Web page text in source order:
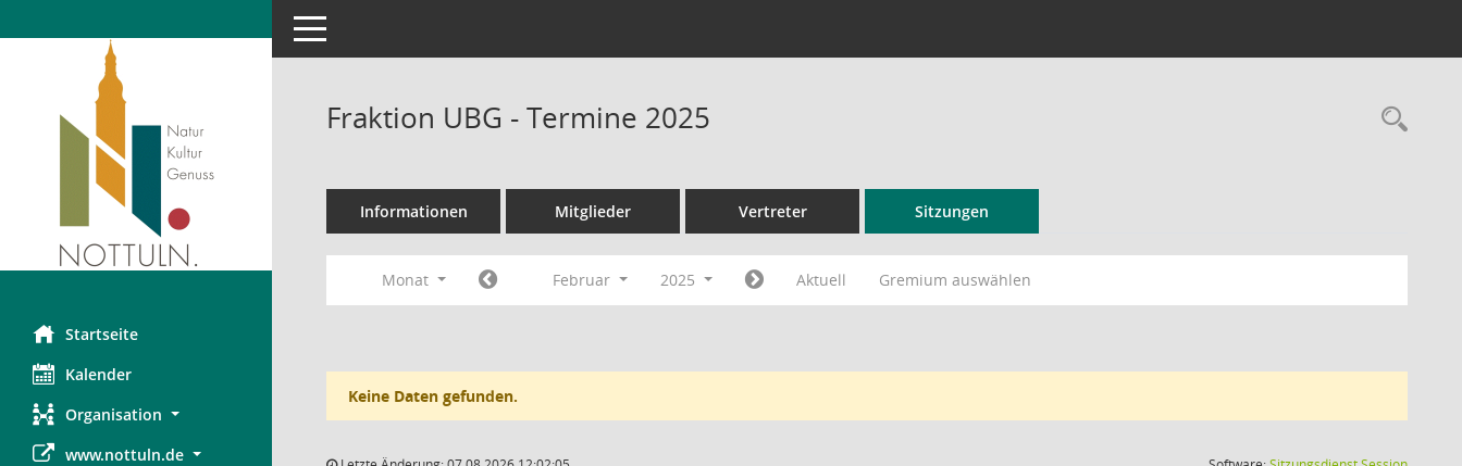
Startseite
Kalender
Organisation
www.nottuln.de
Toggle navigation
Fraktion UBG - Termine 2025
Informationen Mitglieder Vertreter Sitzungen
Monat Februar 2025 Aktuell Gremium auswählen
Keine Daten gefunden.